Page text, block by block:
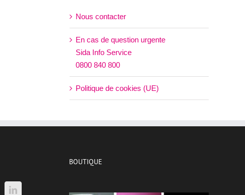
Nous contacter
En cas de question urgente
Sida Info Service
0800 840 800
Politique de cookies (UE)
BOUTIQUE